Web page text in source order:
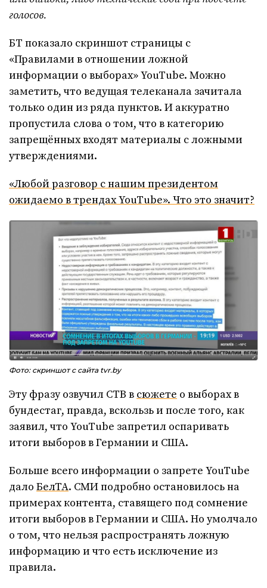
голосов.
БТ показало скриншот страницы с
«Правилами в отношении ложной
информации о выборах» YouTube. Можно
заметить, что ведущая телеканала зачитала
только один из ряда пунктов. И аккуратно
пропустила слова о том, что в категорию
запрещённых входят материалы с ложными
утверждениями.
«Любой разговор с нашим президентом
ожидаемо в трендах YouTube». Что это значит?
Фото: скриншот с сайта tvr.by
Эту фразу озвучил СТВ в сюжете о выборах в
бундестаг, правда, вскользь и после того, как
заявил, что YouTube запретил оспаривать
итоги выборов в Германии и США.
Больше всего информации о запрете YouTube
дало БелТА. СМИ подробно остановилось на
примерах контента, ставящего под сомнение
итоги выборов в Германии и США. Но умолчало
о том, что нельзя распространять ложную
информацию и что есть исключение из
правила.